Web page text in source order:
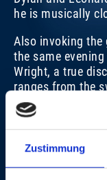
Zustimmung
he is musically
Also invoking
the same
Wright, a true
ranges from the
Young. She
Martin Schäfer
IMAGE